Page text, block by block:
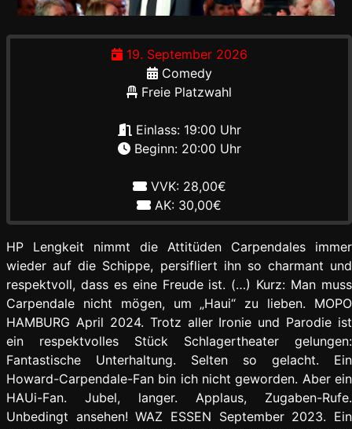
19. September 2026
Comedy
Freie Platzwahl
Einlass: 19:00 Uhr
Beginn: 20:00 Uhr
VVK: 28,00€
AK: 30,00€
HP Lengkeit nimmt die Attitüden Carpendales immer
wieder auf die Schippe, persifliert ihn so charmant und
respektvoll, dass es eine Freude ist. (…) Kurz: Man muss
Carpendale nicht mögen, um „Haui“ zu lieben. MOPO
HAMBURG April 2024. Trotz aller Ironie und Parodie ist
ein respektvolles Stück Schlagertheater gelungen:
Fantastische Unterhaltung. Selten so gelacht. Ein
Howard-Carpendale-Fan bin ich nicht geworden. Aber ein
HAUi-Fan. Jubel, langer. Applaus, Zugaben-Rufe.
Unbedingt ansehen! WAZ ESSEN September 2023. Ein